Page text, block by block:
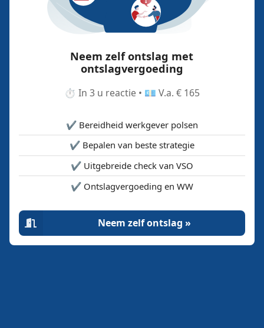
Neem zelf ontslag met
ontslagvergoeding
⏱️ In 3 u reactie • 💶 V.a. € 165
✔️ Bereidheid werkgever polsen
✔️ Bepalen van beste strategie
✔️ Uitgebreide check van VSO
✔️ Ontslagvergoeding en WW
Neem zelf ontslag »